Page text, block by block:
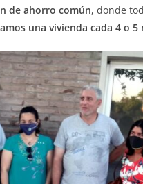
de ahorro común, donde
una vivienda cada 4 o 5